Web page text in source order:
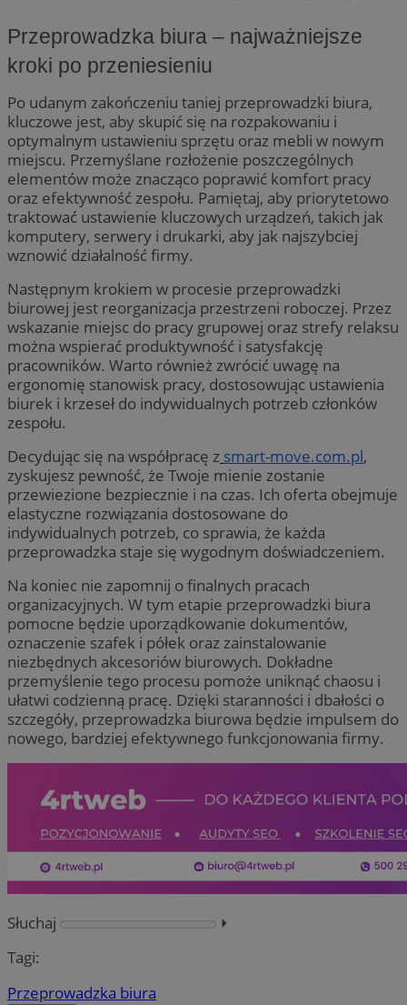
Przeprowadzka biura – najważniejsze
kroki po przeniesieniu
Po udanym zakończeniu taniej przeprowadzki biura,
kluczowe jest, aby skupić się na rozpakowaniu i
optymalnym ustawieniu sprzętu oraz mebli w nowym
miejscu. Przemyślane rozłożenie poszczególnych
elementów może znacząco poprawić komfort pracy
oraz efektywność zespołu. Pamiętaj, aby priorytetowo
traktować ustawienie kluczowych urządzeń, takich jak
komputery, serwery i drukarki, aby jak najszybciej
wznowić działalność firmy.
Następnym krokiem w procesie przeprowadzki
biurowej jest reorganizacja przestrzeni roboczej. Przez
wskazanie miejsc do pracy grupowej oraz strefy relaksu
można wspierać produktywność i satysfakcję
pracowników. Warto również zwrócić uwagę na
ergonomię stanowisk pracy, dostosowując ustawienia
biurek i krzeseł do indywidualnych potrzeb członków
zespołu.
Decydując się na współpracę z smart-move.com.pl,
zyskujesz pewność, że Twoje mienie zostanie
przewiezione bezpiecznie i na czas. Ich oferta obejmuje
elastyczne rozwiązania dostosowane do
indywidualnych potrzeb, co sprawia, że każda
przeprowadzka staje się wygodnym doświadczeniem.
Na koniec nie zapomnij o finalnych pracach
organizacyjnych. W tym etapie przeprowadzki biura
pomocne będzie uporządkowanie dokumentów,
oznaczenie szafek i półek oraz zainstalowanie
niezbędnych akcesoriów biurowych. Dokładne
przemyślenie tego procesu pomoże uniknąć chaosu i
ułatwi codzienną pracę. Dzięki staranności i dbałości o
szczegóły, przeprowadzka biurowa będzie impulsem do
nowego, bardziej efektywnego funkcjonowania firmy.
Słuchaj
⏵︎
Tagi:
Przeprowadzka biura